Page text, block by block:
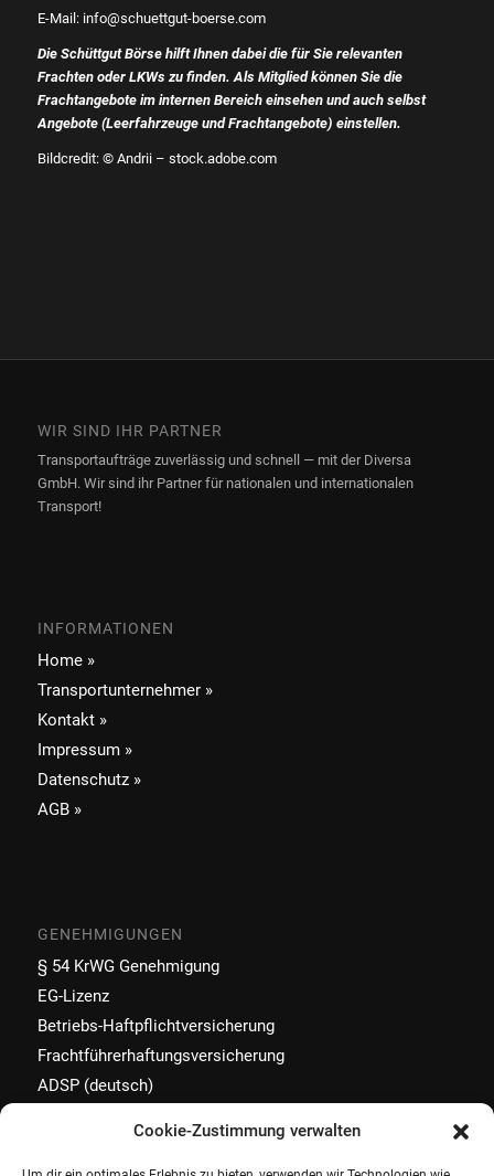
Cookie-Zustimmung verwalten
E-Mail: info@schuettgut-boerse.com
Die Schüttgut Börse hilft Ihnen dabei die für Sie relevanten
Frachten oder LKWs zu finden. Als Mitglied können Sie die
Frachtangebote im internen Bereich einsehen und auch selbst
Angebote (Leerfahrzeuge und Frachtangebote) einstellen.
Bildcredit: © Andrii – stock.adobe.com
WIR SIND IHR PARTNER
Transportaufträge zuverlässig und schnell — mit der Diversa
GmbH. Wir sind ihr Partner für nationalen und internationalen
Transport!
INFORMATIONEN
Home »
Transportunternehmer »
Kontakt »
Impressum »
Datenschutz »
AGB »
GENEHMIGUNGEN
§ 54 KrWG Genehmigung
EG-Lizenz
Betriebs-Haftpflichtversicherung
Frachtführerhaftungsversicherung
ADSP (deutsch)